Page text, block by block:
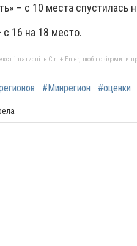
– с 10 места спустилась
16 на 18 место.
і натисніть Ctrl + Enter, щоб повідомити
#Минрегион #оценки